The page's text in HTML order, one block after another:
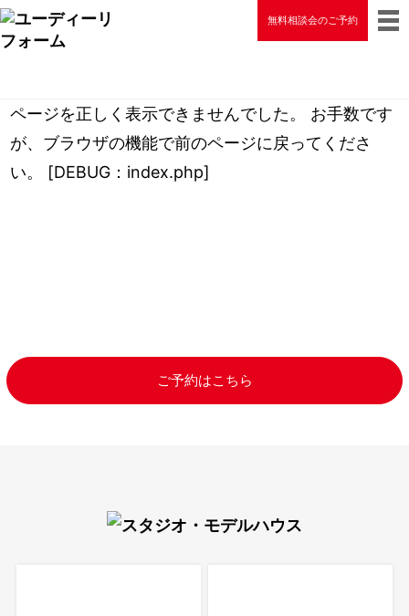
無料相談会のご予約
ページを正しく表示できませんでした。 お手数です
が、ブラウザの機能で前のページに戻ってくださ
い。 [DEBUG：index.php]
ご予約はこちら